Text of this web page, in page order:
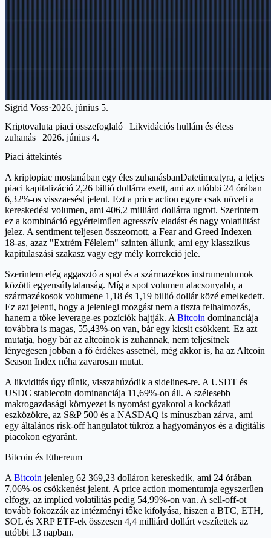
Sigrid Voss·2026. június 5.
Kriptovaluta piaci összefoglaló | Likvidációs hullám és éless
zuhanás | 2026. június 4.
Piaci áttekintés
A kriptopiac mostanában egy éles zuhanásbanDatetimeatyra, a teljes
piaci kapitalizáció 2,26 billió dollárra esett, ami az utóbbi 24 órában
6,32%-os visszaesést jelent. Ezt a price action egyre csak növeli a
kereskedési volumen, ami 406,2 milliárd dollárra ugrott. Szerintem
ez a kombináció egyértelműen agresszív eladást és nagy volatilitást
jelez. A sentiment teljesen összeomott, a Fear and Greed Indexen
18-as, azaz "Extrém Félelem" szinten állunk, ami egy klasszikus
kapitulaszási szakasz vagy egy mély korrekció jele.
Szerintem elég aggasztó a spot és a származékos instrumentumok
közötti egyensúlytalanság. Míg a spot volumen alacsonyabb, a
származékosok volumene 1,18 és 1,19 billió dollár közé emelkedett.
Ez azt jelenti, hogy a jelenlegi mozgást nem a tiszta felhalmozás,
hanem a tőke leverage-es pozíciók hajtják. A Bitcoin dominanciája
továbbra is magas, 55,43%-on van, bár egy kicsit csökkent. Ez azt
mutatja, hogy bár az altcoinok is zuhannak, nem teljesítnek
lényegesen jobban a fő érdékes assetnél, még akkor is, ha az Altcoin
Season Index néha zavarosan mutat.
A likviditás úgy tűnik, visszahúzódik a sidelines-re. A USDT és
USDC stablecoin dominanciája 11,69%-on áll. A szélesebb
makrogazdasági környezet is nyomást gyakorol a kockázati
eszközökre, az S&P 500 és a NASDAQ is mínuszban zárva, ami
egy általános risk-off hangulatot tükröz a hagyományos és a digitális
piacokon egyaránt.
Bitcoin és Ethereum
A Bitcoin jelenleg 62 369,23 dolláron kereskedik, ami 24 órában
7,06%-os csökkenést jelent. A price action momentumja egyszerűen
elfogy, az implied volatilitás pedig 54,99%-on van. A sell-off-ot
tovább fokozzák az intézményi tőke kifolyása, hiszen a BTC, ETH,
SOL és XRP ETF-ek összesen 4,4 milliárd dollárt veszítettek az
utóbbi 13 napban.